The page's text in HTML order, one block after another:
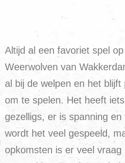
Altijd al een favoriet spel
Weerwolven van
al bij de welpen en het blijft
om te spelen. Het heeft
gezelligs, er is spanning
wordt het veel gespeeld,
opkomsten is er veel